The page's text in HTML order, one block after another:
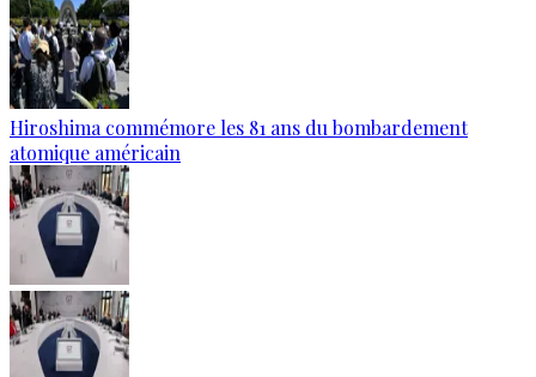
Hiroshima commémore les 81 ans du bombardement
atomique américain